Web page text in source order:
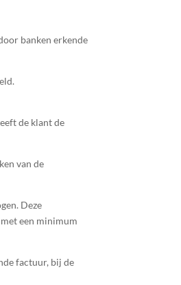
banken erkende
de klant de
van de
Deze
een minimum
factuur, bij de